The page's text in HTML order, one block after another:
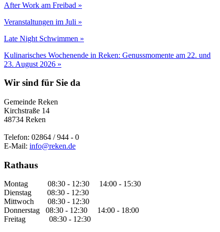
After Work am Freibad »
Veranstaltungen im Juli »
Late Night Schwimmen »
Kulinarisches Wochenende in Reken: Genussmomente am 22. und
23. August 2026 »
Wir sind für Sie da
Gemeinde Reken
Kirchstraße 14
48734 Reken
Telefon: 02864 / 944 - 0
E-Mail: info@reken.de
Rathaus
Montag 08:30 - 12:30 14:00 - 15:30
Dienstag 08:30 - 12:30
Mittwoch 08:30 - 12:30
Donnerstag 08:30 - 12:30 14:00 - 18:00
Freitag 08:30 - 12:30